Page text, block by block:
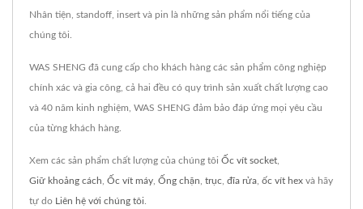
Nhân tiện, standoff, insert và pin là những sản phẩm nổi tiếng của
chúng tôi.
WAS SHENG đã cung cấp cho khách hàng các sản phẩm công nghiệp
chính xác và gia công, cả hai đều có quy trình sản xuất chất lượng cao
và 40 năm kinh nghiệm, WAS SHENG đảm bảo đáp ứng mọi yêu cầu
của từng khách hàng.
Xem các sản phẩm chất lượng của chúng tôi Ốc vít socket
Giữ khoảng cách Ốc vít máy Ống chặn trục đĩa rửa ốc vít hex và hãy
tự do Liên hệ với chúng tôi